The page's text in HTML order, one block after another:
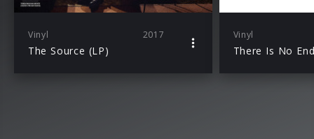
Vinyl 2017
The Source (LP)
Vinyl
There Is No